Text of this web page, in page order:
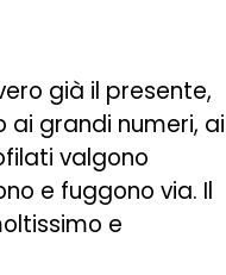
già il presente,
ai grandi numeri, ai
valgono
e fuggono via. Il
e